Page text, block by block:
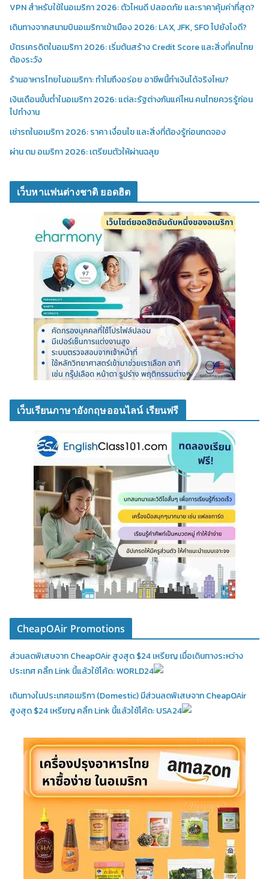
VPN สำหรับใช้ในอเมริกา 2026: ตัวไหนดี ปลอดภัย และราคาคุ้มค่าที่สุด?
เดินทางจากสนามบินอเมริกาเข้าเมือง 2026: LAX, JFK, SFO ไปยังไงดี?
บัตรเครดิตในอเมริกา 2026: เริ่มต้นสร้าง Credit Score และสิ่งที่คนไทย
ต้องระวัง
ร้านอาหารไทยในอเมริกา: ทำไมถึงอร่อย อาชีพนี้ทำเงินได้จริงไหม?
เงินเดือนขั้นต่ำในอเมริกา 2026: แต่ละรัฐต่างกันแค่ไหน คนไทยควรรู้ก่อน
ไปทำงาน
เช่ารถในอเมริกา 2026: ราคา เงื่อนไข และสิ่งที่ต้องรู้ก่อนกดจอง
ผ่าน ตม อเมริกา 2026: เตรียมตัวให้ผ่านฉลุย
เว็บหาแฟนต่างชาติ ยอดฮิต
เว็บเรียนภาษาอังกฤษออนไลน์ เรียนฟรี
CheapOAir Promotions
ส่วนลดพิเสษจาก CheapOAir สูงสุด $24 เหรียญ เมื่อเดินทางระหว่าง
ประเทศ คลิ้ก Link นี้แล้วใช้โค้ด: WORLD24
เดินทางในประเทศอเมริกา (Domestic)มีส่วนลดพิเสษจาก CheapOAir
สูงสุด $24 เหรียญ คลิ้ก Link นี้แล้วใช้โค้ด: USA24